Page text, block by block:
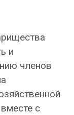
и
членов
с